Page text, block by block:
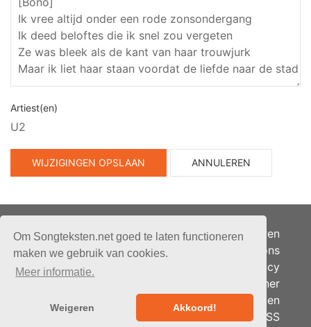
Om Songteksten.net goed te laten functioneren
maken we gebruik van cookies.
Meer informatie.
Weigeren Akkoord!
Artiest(en)
U2
WIJZIGINGEN OPSLAAN ANNULEREN
Alle rechten voorbehouden.
bandhosting.nl
Adverteren
Over ons
Je privacy
Partner
Berichten
RSS